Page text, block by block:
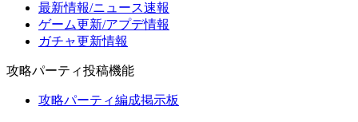
最新情報/ニュース速報
ゲーム更新/アプデ情報
ガチャ更新情報
攻略パーティ投稿機能
攻略パーティ編成掲示板